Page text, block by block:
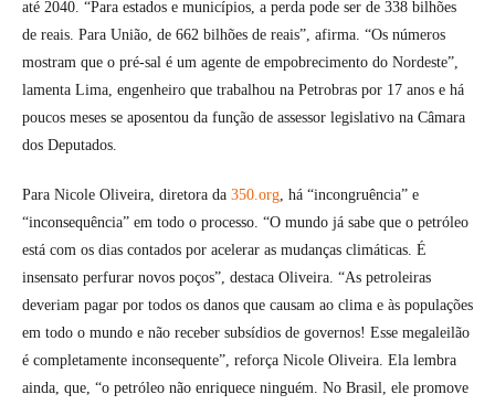
até 2040. “Para estados e municípios, a perda pode ser de 338 bilhões
de reais. Para União, de 662 bilhões de reais”, afirma. “Os números
mostram que o pré-sal é um agente de empobrecimento do Nordeste”,
lamenta Lima, engenheiro que trabalhou na Petrobras por 17 anos e há
poucos meses se aposentou da função de assessor legislativo na Câmara
dos Deputados.
Para Nicole Oliveira, diretora da 350.org , há “incongruência” e
“inconsequência” em todo o processo. “O mundo já sabe que o petróleo
está com os dias contados por acelerar as mudanças climáticas. É
insensato perfurar novos poços”, destaca Oliveira. “As petroleiras
deveriam pagar por todos os danos que causam ao clima e às populações
em todo o mundo e não receber subsídios de governos! Esse megaleilão
é completamente inconsequente”, reforça Nicole Oliveira. Ela lembra
ainda, que, “o petróleo não enriquece ninguém. No Brasil, ele promove